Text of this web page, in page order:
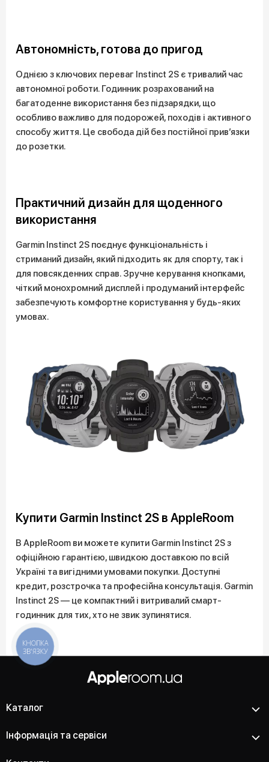
Автономність, готова до пригод
Однією з ключових переваг Instinct 2S є тривалий час
автономної роботи. Годинник розрахований на
багатоденне використання без підзарядки, що
особливо важливо для подорожей, походів і активного
способу життя. Це свобода дій без постійної прив’язки
до розетки.
Практичний дизайн для щоденного
використання
Garmin Instinct 2S поєднує функціональність і
стриманий дизайн, який підходить як для спорту, так і
для повсякденних справ. Зручне керування кнопками,
чіткий монохромний дисплей і продуманий інтерфейс
забезпечують комфортне користування у будь-яких
умовах.
Купити Garmin Instinct 2S в AppleRoom
В AppleRoom ви можете купити Garmin Instinct 2S з
офіційною гарантією, швидкою доставкою по всій
Україні та вигідними умовами покупки. Доступні
кредит, розстрочка та професійна консультація. Garmin
Instinct 2S — це компактний і витривалий смарт-
годинник для тих, хто не звик зупинятися.
Каталог
Інформація та сервіси
КНОПКА
ЗВ'ЯЗКУ